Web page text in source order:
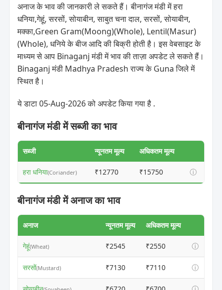
अनाज के भाव की जानकारी ले सकते हैं। बीनागंज मंडी में हरा
धनिया,गेहूं, सरसों, सोयाबीन, साबुत चना दाल, सरसों, सोयाबीन,
मक्का,Green Gram(Moong)(Whole), Lentil(Masur)
(Whole), धनिये के बीज आदि की बिक्री होती है। इस वेबसाइट के
माध्यम से आप Binaganj मंडी में भाव की ताज़ा अपडेट ले सकते हैं।
Binaganj मंडी Madhya Pradesh राज्य के Guna जिले में
स्थित है।
ये डाटा 05-Aug-2026 को अपडेट किया गया है .
बीनागंज मंडी में सब्जी का भाव
सब्जी न्यूनतम मूल्य अधिकतम मूल्य
हरा धनिया(Coriander) ₹12770 ₹15750 ⓘ
बीनागंज मंडी में अनाज का भाव
अनाज न्यूनतम मूल्य अधिकतम मूल्य
गेहूं(Wheat) ₹2545 ₹2550 ⓘ
सरसों(Mustard) ₹7130 ₹7110 ⓘ